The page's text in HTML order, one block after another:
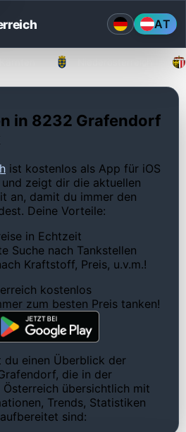
AT
in 8232 Grafendorf
ist kostenlos als App für iOS
zeigt dir die aktuellen
an, damit du immer den
Deine Vorteile:
in Echtzeit
Suche nach Tankstellen
Kraftstoff, Preis, u.v.m.!
kostenlos
zum besten Preis tanken!
einen Überblick der
die in der
übersichtlich mit
Trends, Statistiken
sind: